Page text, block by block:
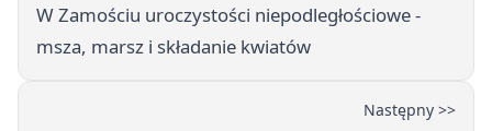
W Zamościu uroczystości niepodległościowe -
msza, marsz i składanie kwiatów
Następny >>